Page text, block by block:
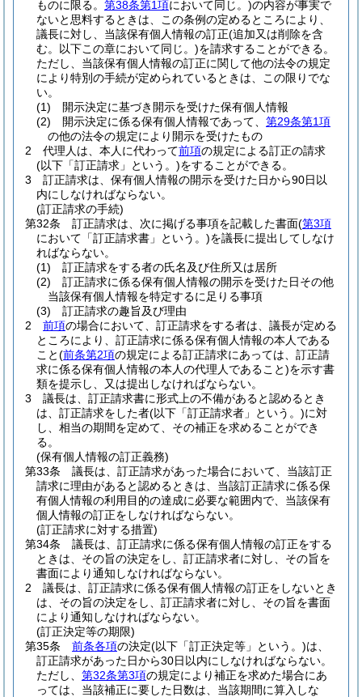
ものに限る。 第38条第1項において同じ。)の内容が事実で
ないと思料するときは、この条例の定めるところにより、
議長に対し、当該保有個人情報の訂正(追加又は削除を含
む。以下この章において同じ。)を請求することができる。
ただし、当該保有個人情報の訂正に関して他の法令の規定
により特別の手続が定められているときは、この限りでな
い。
(1)
開示決定に基づき開示を受けた保有個人情報
(2)
開示決定に係る保有個人情報であって、 第29条第1項
の他の法令の規定により開示を受けたもの
2
代理人は、本人に代わって前項の規定による訂正の請求
(以下「訂正請求」という。)をすることができる。
3
訂正請求は、保有個人情報の開示を受けた日から90日以
内にしなければならない。
(訂正請求の手続)
第32条
訂正請求は、次に掲げる事項を記載した書面(第3項
において「訂正請求書」という。)を議長に提出してしなけ
ればならない。
(1)
訂正請求をする者の氏名及び住所又は居所
(2)
訂正請求に係る保有個人情報の開示を受けた日その他
当該保有個人情報を特定するに足りる事項
(3)
訂正請求の趣旨及び理由
2
前項の場合において、訂正請求をする者は、議長が定める
ところにより、訂正請求に係る保有個人情報の本人である
こと(前条第2項の規定による訂正請求にあっては、訂正請
求に係る保有個人情報の本人の代理人であること)を示す書
類を提示し、又は提出しなければならない。
3
議長は、訂正請求書に形式上の不備があると認めるとき
は、訂正請求をした者(以下「訂正請求者」という。)に対
し、相当の期間を定めて、その補正を求めることができ
る。
(保有個人情報の訂正義務)
第33条
議長は、訂正請求があった場合において、当該訂正
請求に理由があると認めるときは、当該訂正請求に係る保
有個人情報の利用目的の達成に必要な範囲内で、当該保有
個人情報の訂正をしなければならない。
(訂正請求に対する措置)
第34条
議長は、訂正請求に係る保有個人情報の訂正をする
ときは、その旨の決定をし、訂正請求者に対し、その旨を
書面により通知しなければならない。
2
議長は、訂正請求に係る保有個人情報の訂正をしないとき
は、その旨の決定をし、訂正請求者に対し、その旨を書面
により通知しなければならない。
(訂正決定等の期限)
第35条
前条各項の決定(以下「訂正決定等」という。)は、
訂正請求があった日から30日以内にしなければならない。
ただし、 第32条第3項の規定により補正を求めた場合にあ
っては、当該補正に要した日数は、当該期間に算入しな